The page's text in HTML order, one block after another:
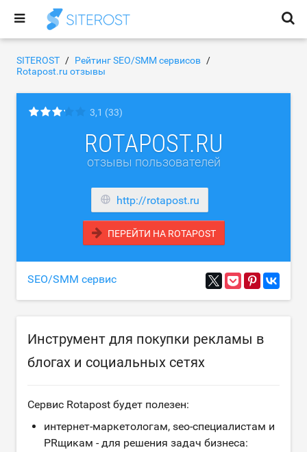
SITEROST
Рейтинг SEO/SMM сервисов
Rotapost.ru отзывы
3,1 (33)
ROTAPOST.RU
отзывы пользователей
http://rotapost.ru
ПЕРЕЙТИ НА ROTAPOST
SEO/SMM сервис
Инструмент для покупки рекламы в
блогах и социальных сетях
Сервис Rotapost будет полезен:
интернет-маркетологам, seo-специалистам и
PRщикам - для решения задач бизнеса: